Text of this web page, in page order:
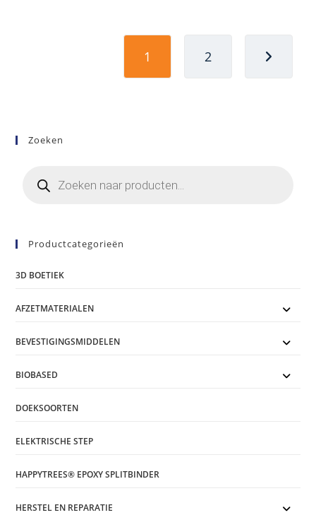
1 2
Zoeken
zoeken
Productcategorieën
3D BOETIEK
AFZETMATERIALEN
BEVESTIGINGSMIDDELEN
BIOBASED
DOEKSOORTEN
ELEKTRISCHE STEP
HAPPYTREES® EPOXY SPLITBINDER
HERSTEL EN REPARATIE